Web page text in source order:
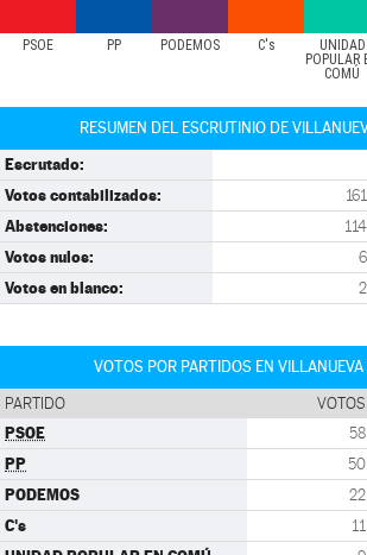
PSOE PP PODEMOS C's
UNIDAD
POPULAR
COMÚ
RESUMEN DEL ESCRUTINIO DE
Escrutado:
Votos contabilizados: 161
Abstenciones: 114
Votos nulos: 6
Votos en blanco: 2
VOTOS POR PARTIDOS EN VILLANUEVA
PARTIDO VOTOS
PSOE 58
PP 50
PODEMOS 22
C's 11